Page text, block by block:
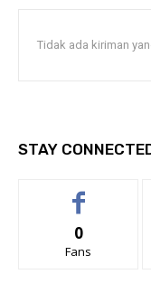
Tidak ada kiriman
STAY
0
Fans